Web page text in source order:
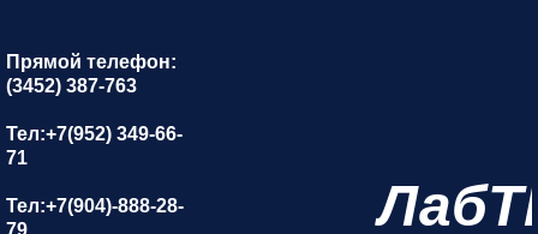
Прямой телефон:
(3452) 387-763
Тел:+7(952) 349-66-
71
Тел:+7(904)-888-28-